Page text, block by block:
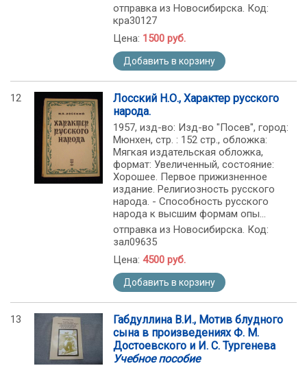
отправка из Новосибирска. Код:
кра30127
Цена: 1500 руб.
Добавить в корзину
12
Лосский Н.О., Характер русского
народа.
1957, изд-во: Изд-во "Посев", город:
Мюнхен, стр. : 152 стр., обложка:
Мягкая издательская обложка,
формат: Увеличенный, состояние:
Хорошее. Первое прижизненное
издание. Религиозность русского
народа. - Способность русского
народа к высшим формам опы...
отправка из Новосибирска. Код:
зал09635
Цена: 4500 руб.
Добавить в корзину
13
Габдуллина В.И., Мотив блудного
сына в произведениях Ф. М.
Достоевского и И. С. Тургенева
Учебное пособие